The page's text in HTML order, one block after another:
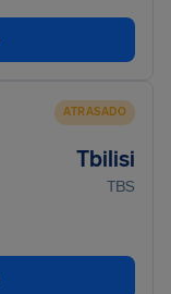
ATRASADO
Tbilisi
TBS